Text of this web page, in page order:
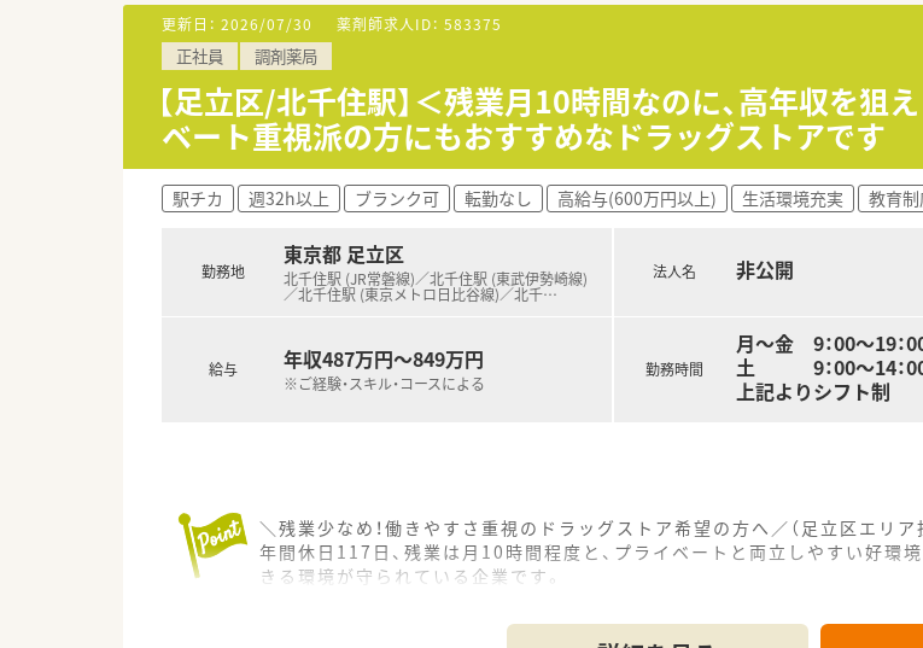
【勤務実態について】
■入社2年目以降は年間休日が122日以上となり、しっかりと身体を休めなが
■勤務時間はシフト制を導入しており、日々の業務時間をバランスよく調整
■ほぼ全員が毎年7日間の連続休暇を取得しており、プライベートの時間も大
【想定される業務内容】
■店舗に来店されるお客様に対するOTC医薬品のカウンセリング販売や商品
■お客様が抱える健康のお悩みや体調不良を詳しくヒアリングし、最適な医
■サプリメントの選び方や日々の健康維持に関するアドバイスなど、専門知
【法人特徴について】
■お客様がいつまでも健康で美しくあり続けるために、信頼される店舗づく
■あなたにとってのいちばんへ、という経営理念を掲げており、常にお客様
■女性活躍推進法に基づく基準を満たしているため、厚生労働大臣よりえる
更新日： 2026/07/30 薬剤師求人ID： 583375
正社員 調剤薬局
【足立区/北千住駅】＜残業月10時間なのに、高年収を狙
ベート重視派の方にもおすすめなドラッグストアです
駅チカ 週32h以上 ブランク可 転勤なし 高給与(600万円以上) 生活環境充実 教育制
勤務地
東京都 足立区
北千住駅 (JR常磐線)／北千住駅 (東武伊勢崎線)
／北千住駅 (東京メトロ日比谷線)／北千…
給与 年収487万円～849万円
※ご経験・スキル・コースによる
法人名 非公開
勤務時間
月～金 9：00～19：
土 9：00～14：00
上記よりシフト制
＼残業少なめ！働きやすさ重視のドラッグストア希望の方へ／（足立区エリア
年間休日117日、残業は月10時間程度と、プライベートと両立しやすい好環
きる環境が守られている企業です。
【店舗情報と応需状況について】